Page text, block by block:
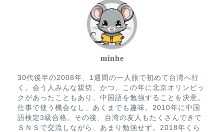
minhe
30代後半の2008年、1週間の一人旅で初めて台湾へ行
く。会う人みんな親切、かつ、この年に北京オリンピッ
クがあったこともあり、中国語を勉強することを決意。
仕事で使う機会なし、あくまでも趣味。2010年に中国
語検定3級合格。その後、台湾の友人もたくさんできて
ＳＮＳで交流しながら、あまり勉強せず。2018年くら